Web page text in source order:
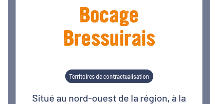
Bocage
Bressuirais
Territoires de contractualisation
Situé au nord-ouest de la région, à la